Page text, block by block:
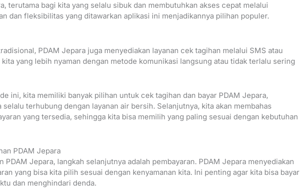
terutama bagi kita yang selalu sibuk dan membutuhkan akses cepat melalui
dan fleksibilitas yang ditawarkan aplikasi ini menjadikannya pilihan populer.
PDAM Jepara juga menyediakan layanan cek tagihan melalui SMS atau
yang lebih nyaman dengan metode komunikasi langsung atau tidak terlalu sering
ini, kita memiliki banyak pilihan untuk cek tagihan dan bayar PDAM Jepara,
selalu terhubung dengan layanan air bersih. Selanjutnya, kita akan membahas
yang tersedia, sehingga kita bisa memilih yang paling sesuai dengan kebutuhan
PDAM Jepara
PDAM Jepara, langkah selanjutnya adalah pembayaran. PDAM Jepara menyediakan
yang bisa kita pilih sesuai dengan kenyamanan kita. Ini penting agar kita bisa bayar
dan menghindari denda.